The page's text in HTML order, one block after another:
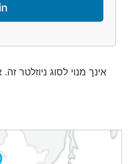
אינך מנוי לסוג ניוזלטר